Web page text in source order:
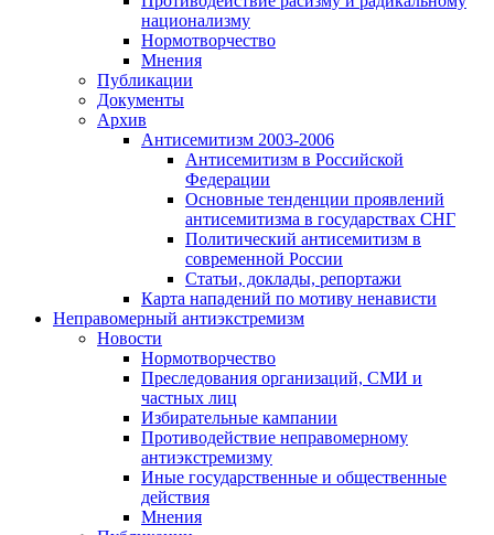
национализму
Нормотворчество
Мнения
Публикации
Документы
Архив
Антисемитизм 2003-2006
Антисемитизм в Российской
Федерации
Основные тенденции проявлений
антисемитизма в государствах СНГ
Политический антисемитизм в
современной России
Статьи, доклады, репортажи
Карта нападений по мотиву ненависти
Неправомерный антиэкстремизм
Новости
Нормотворчество
Преследования организаций, СМИ и
частных лиц
Избирательные кампании
Противодействие неправомерному
антиэкстремизму
Иные государственные и общественные
действия
Мнения